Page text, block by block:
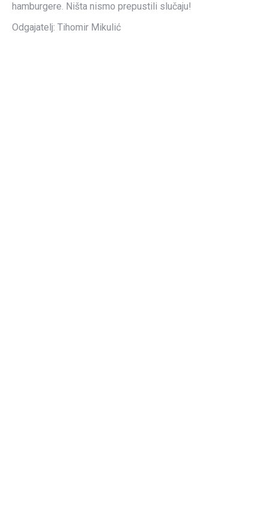
hamburgere. Ništa nismo prepustili slučaju!
Odgajatelj: Tihomir Mikulić